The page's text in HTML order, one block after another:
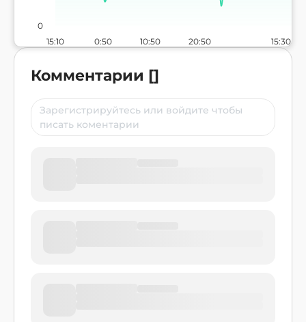
15:10 0:50 10:50 20:50 15:30
0
Комментарии []